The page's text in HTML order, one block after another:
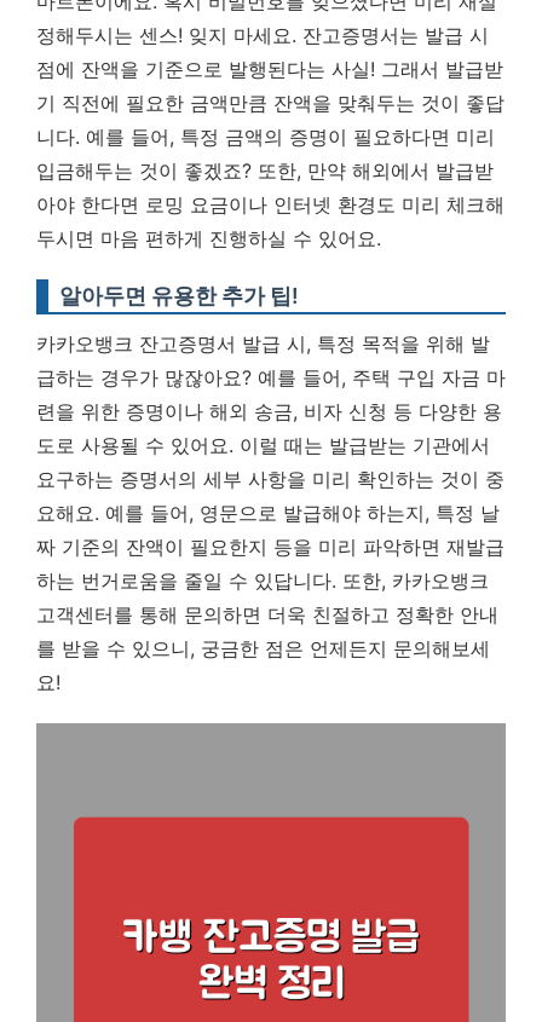
정해두시는 센스! 잊지 마세요. 잔고증명서는 발급 시
점에 잔액을 기준으로 발행된다는 사실! 그래서 발급받
기 직전에 필요한 금액만큼 잔액을 맞춰두는 것이 좋답
니다. 예를 들어, 특정 금액의 증명이 필요하다면 미리
입금해두는 것이 좋겠죠? 또한, 만약 해외에서 발급받
아야 한다면 로밍 요금이나 인터넷 환경도 미리 체크해
두시면 마음 편하게 진행하실 수 있어요.
알아두면 유용한 추가 팁!
카카오뱅크 잔고증명서 발급 시, 특정 목적을 위해 발
급하는 경우가 많잖아요? 예를 들어, 주택 구입 자금 마
련을 위한 증명이나 해외 송금, 비자 신청 등 다양한 용
도로 사용될 수 있어요. 이럴 때는 발급받는 기관에서
요구하는 증명서의 세부 사항을 미리 확인하는 것이 중
요해요. 예를 들어, 영문으로 발급해야 하는지, 특정 날
짜 기준의 잔액이 필요한지 등을 미리 파악하면 재발급
하는 번거로움을 줄일 수 있답니다. 또한, 카카오뱅크
고객센터를 통해 문의하면 더욱 친절하고 정확한 안내
를 받을 수 있으니, 궁금한 점은 언제든지 문의해보세
요!